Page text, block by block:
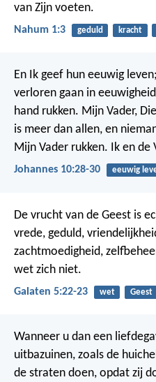
van Zijn voeten.
Nahum 1:3 geduld kracht
En Ik geef hun eeuwig
verloren gaan in
hand rukken. Mijn Vader,
is meer dan allen, en
Mijn Vader rukken. Ik en de
Johannes 10:28-30 eeuwig
De vrucht van de Geest is
vrede, geduld,
zachtmoedigheid,
wet zich niet.
Galaten 5:22-23 wet Geest
Wanneer u dan een
uitbazuinen, zoals de
de straten doen, opdat zij